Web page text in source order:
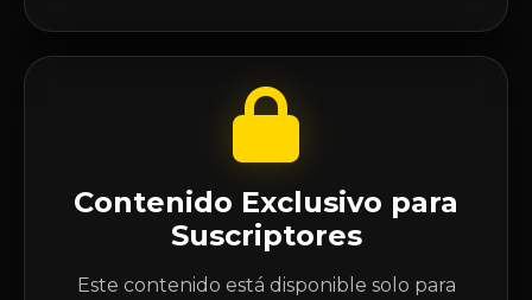
Contenido Exclusivo para
Suscriptores
Este contenido está disponible solo para